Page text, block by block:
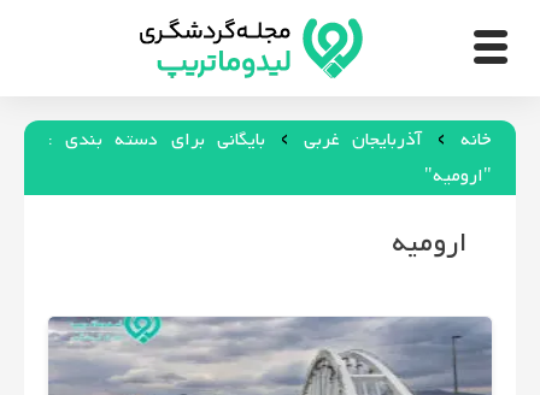
خانه خانه›آذربایجان غربی›بایگانی برای دسته بندی :
"ارومیه"
ارومیه